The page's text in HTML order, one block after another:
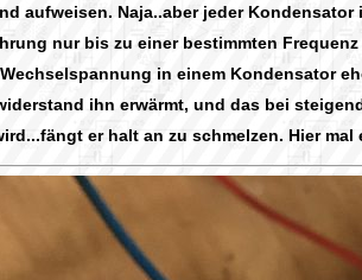
aufweisen. Naja..aber jeder
nur bis zu einer bestimmten
in einem Kondensator
ihn erwärmt, und das bei
er halt an zu schmelzen. Hier mal